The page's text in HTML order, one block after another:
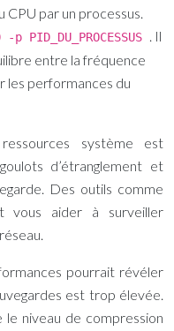
CPU par un processus.
. Il
entre la fréquence
les performances du
système est
d’étranglement et
Des outils comme
vous aider à surveiller
pourrait révéler
est trop élevée.
le niveau de compression